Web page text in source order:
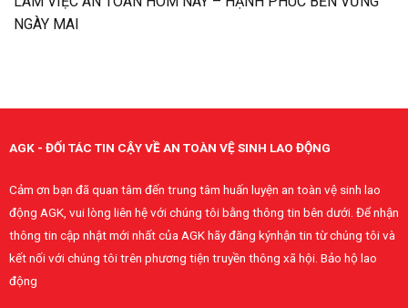
NGÀY MAI
AGK - ĐỐI TÁC TIN CẬY VỀ AN TOÀN VỆ SINH LAO ĐỘNG
Cảm ơn bạn đã quan tâm đến trung tâm huấn luyện an toàn vệ sinh lao
động AGK, vui lòng liên hệ với chúng tôi bằng thông tin bên dưới. Để nhận
thông tin cập nhật mới nhất của AGK hãy đăng kýnhận tin từ chúng tôi và
kết nối với chúng tôi trên phương tiện truyền thông xã hội. Bảo hộ lao
động